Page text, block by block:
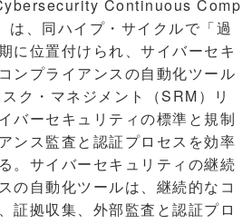
Continuous Comp
、同ハイプ・サイクルで「過
に位置付けられ、サイバーセキ
ンプライアンスの自動化ツール
ク・マネジメント（SRM）リ
バーセキュリティの標準と規制
ンス監査と認証プロセスを効率
。サイバーセキュリティの継続
の自動化ツールは、継続的なコ
証拠収集、外部監査と認証プロ